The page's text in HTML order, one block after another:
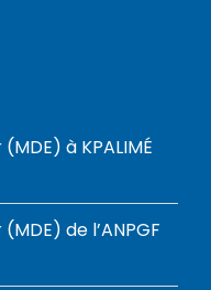
à KPALIMÉ
de l’ANPGF